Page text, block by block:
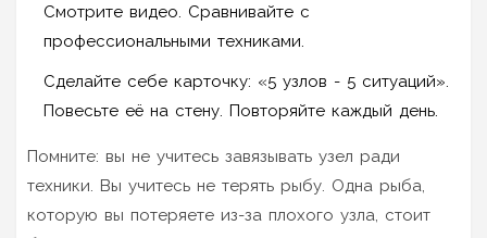
Смотрите видео. Сравнивайте с
профессиональными техниками.
Сделайте себе карточку: «5 узлов - 5 ситуаций».
Повесьте её на стену. Повторяйте каждый день.
Помните: вы не учитесь завязывать узел ради
техники. Вы учитесь не терять рыбу. Одна рыба,
которую вы потеряете из-за плохого узла, стоит